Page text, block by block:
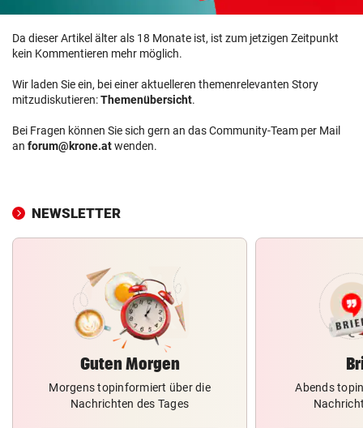
Da dieser Artikel älter als 18 Monate ist, ist zum jetzigen Zeitpunkt
kein Kommentieren mehr möglich.
Wir laden Sie ein, bei einer aktuelleren themenrelevanten Story
mitzudiskutieren:Themenübersicht.
Bei Fragen können Sie sich gern an das Community-Team per Mail
an forum@krone.atwenden.
NEWSLETTER
Guten Morgen
Morgens topinformiert über die
Nachrichten des Tages
Abends